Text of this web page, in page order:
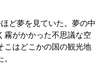
ど夢を見ていた。夢の中
霧がかかった不思議な空
こはどこかの国の観光地